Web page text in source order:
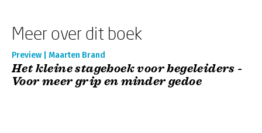
Meer over dit boek
Preview | Maarten Brand
Het kleine stageboek voor begeleiders -
Voor meer grip en minder gedoe